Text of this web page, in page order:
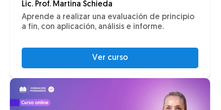
Lic. Prof. Martina Schieda
Aprende a realizar una evaluación de principio
a fin, con aplicación, análisis e informe.
Ver curso